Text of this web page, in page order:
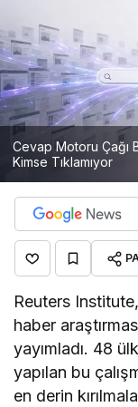
Cevap Motoru Çağı
Kimse Tıklamıyor
Reuters
haber
yayımladı. 48
yapılan bu
en derin